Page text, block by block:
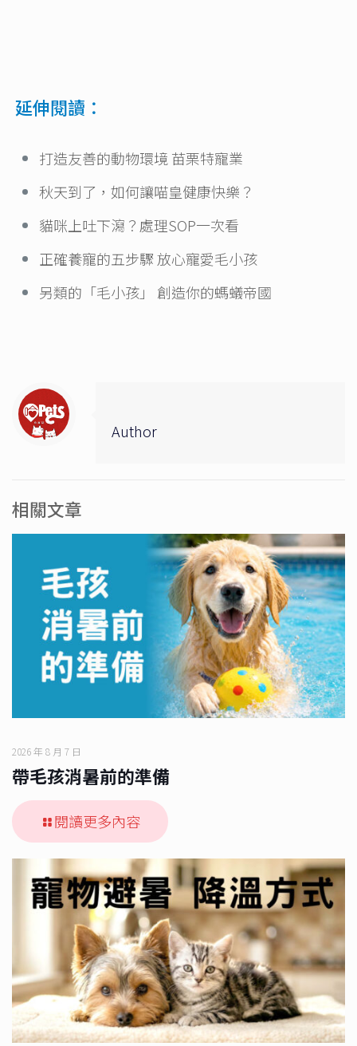
延伸閱讀：
打造友善的動物環境 苗栗特寵業
秋天到了，如何讓喵皇健康快樂？
貓咪上吐下瀉？處理SOP一次看
正確養寵的五步驟 放心寵愛毛小孩
另類的「毛小孩」 創造你的螞蟻帝國
Author
相關文章
2026 年 8 月 7 日
帶毛孩消暑前的準備
閱讀更多內容